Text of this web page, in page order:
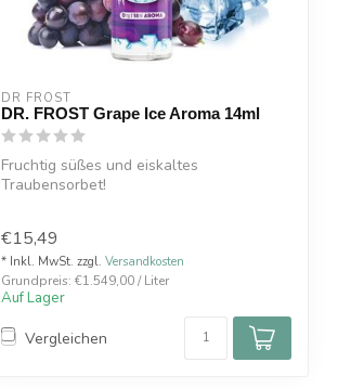
DR FROST
DR. FROST Grape Ice Aroma 14ml
Fruchtig süßes und eiskaltes
Traubensorbet!
€15,49
* Inkl. MwSt. zzgl. Versandkosten
Grundpreis: €1.549,00 / Liter
Auf Lager
Vergleichen